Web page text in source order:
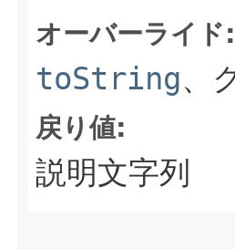
オーバーライド:
toString、
戻り値:
説明文字列